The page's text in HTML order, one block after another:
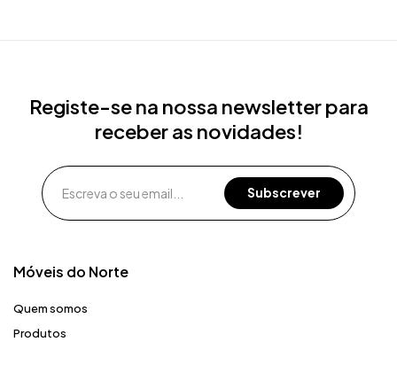
Móveis do Norte​
Quem somos
Produtos
Registe-se na nossa newsletter para
receber as novidades!